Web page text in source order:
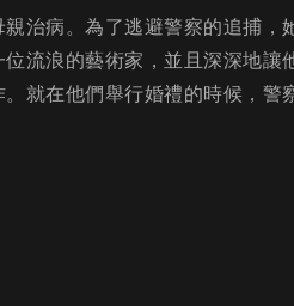
治病。為了逃避警察的追捕，
流浪的藝術家，並且深深地讓
就在他們舉行婚禮的時候，警